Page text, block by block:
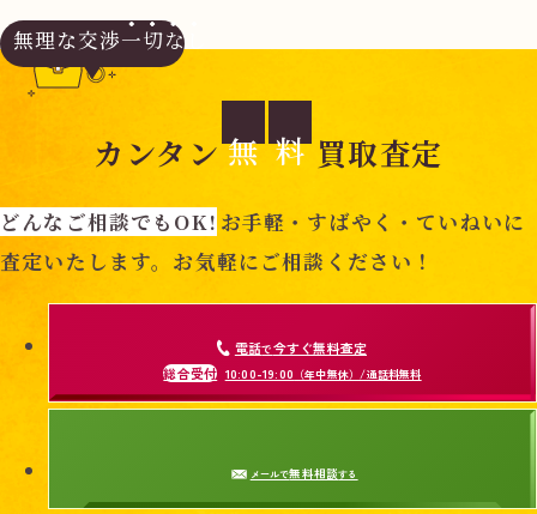
無理な交渉一切なし
カンタン 無 料 買取査定
どんなご相談でもOK! お手軽・すばやく・ていねいに
査定いたします。お気軽にご相談ください！
電話で今すぐ無料査定
総合受付 10:00-19:00 （年中無休）/通話料無料
メールで無料相談する